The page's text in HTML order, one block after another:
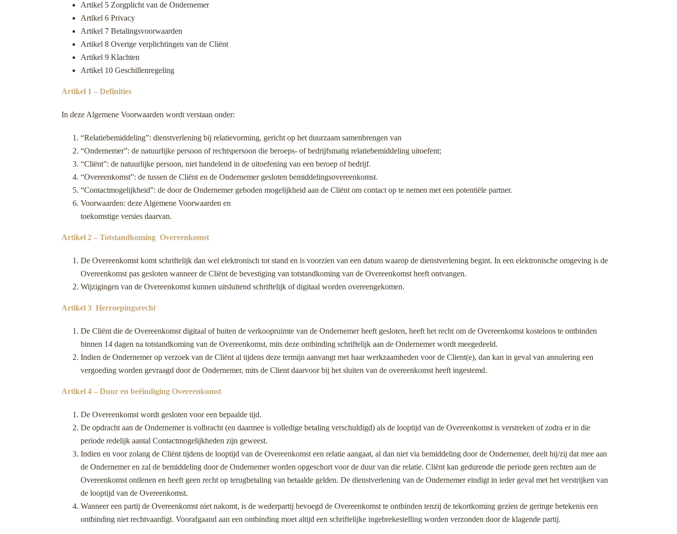
Artikel 5 Zorgplicht van de Ondernemer
Artikel 6 Privacy
Artikel 7 Betalingsvoorwaarden
Artikel 8 Overige verplichtingen van de Cliënt
Artikel 9 Klachten
Artikel 10 Geschillenregeling
Artikel 1 – Definities
In deze Algemene Voorwaarden wordt verstaan onder:
“Relatiebemiddeling”: dienstverlening bij relatievorming, gericht op het duurzaam samenbrengen van
“Ondernemer”: de natuurlijke persoon of rechtspersoon die beroeps- of bedrijfsmatig relatiebemiddeling uitoefent;
“Cliënt”: de natuurlijke persoon, niet handelend in de uitoefening van een beroep of bedrijf.
“Overeenkomst”: de tussen de Cliënt en de Ondernemer gesloten bemiddelingsovereenkomst.
“Contactmogelijkheid”: de door de Ondernemer geboden mogelijkheid aan de Cliënt om contact op te nemen met een potentiële partner.
Voorwaarden: deze Algemene Voorwaarden en
toekomstige versies daarvan.
Artikel 2 – Totstandkoming Overeenkomst
De Overeenkomst komt schriftelijk dan wel elektronisch tot stand en is voorzien van een datum waarop de dienstverlening begint. In een elektronische omgeving is de
Overeenkomst pas gesloten wanneer de Cliënt de bevestiging van totstandkoming van de Overeenkomst heeft ontvangen.
Wijzigingen van de Overeenkomst kunnen uitsluitend schriftelijk of digitaal worden overeengekomen.
Artikel 3 Herroepingsrecht
De Cliënt die de Overeenkomst digitaal of buiten de verkoopruimte van de Ondernemer heeft gesloten, heeft het recht om de Overeenkomst kosteloos te ontbinden
binnen 14 dagen na totstandkoming van de Overeenkomst, mits deze ontbinding schriftelijk aan de Ondernemer wordt meegedeeld.
Indien de Ondernemer op verzoek van de Cliënt al tijdens deze termijn aanvangt met haar werkzaamheden voor de Client(e), dan kan in geval van annulering een
vergoeding worden gevraagd door de Ondernemer, mits de Client daarvoor bij het sluiten van de overeenkomst heeft ingestemd.
Artikel 4 – Duur en beëindiging Overeenkomst
De Overeenkomst wordt gesloten voor een bepaalde tijd.
De opdracht aan de Ondernemer is volbracht (en daarmee is volledige betaling verschuldigd) als de looptijd van de Overeenkomst is verstreken of zodra er in die
periode redelijk aantal Contactmogelijkheden zijn geweest.
Indien en voor zolang de Cliënt tijdens de looptijd van de Overeenkomst een relatie aangaat, al dan niet via bemiddeling door de Ondernemer, deelt hij/zij dat mee aan
de Ondernemer en zal de bemiddeling door de Ondernemer worden opgeschort voor de duur van die relatie. Cliënt kan gedurende die periode geen rechten aan de
Overeenkomst ontlenen en heeft geen recht op terugbetaling van betaalde gelden. De dienstverlening van de Ondernemer eindigt in ieder geval met het verstrijken van
de looptijd van de Overeenkomst.
Wanneer een partij de Overeenkomst niet nakomt, is de wederpartij bevoegd de Overeenkomst te ontbinden tenzij de tekortkoming gezien de geringe betekenis een
ontbinding niet rechtvaardigt. Voorafgaand aan een ontbinding moet altijd een schriftelijke ingebrekestelling worden verzonden door de klagende partij.